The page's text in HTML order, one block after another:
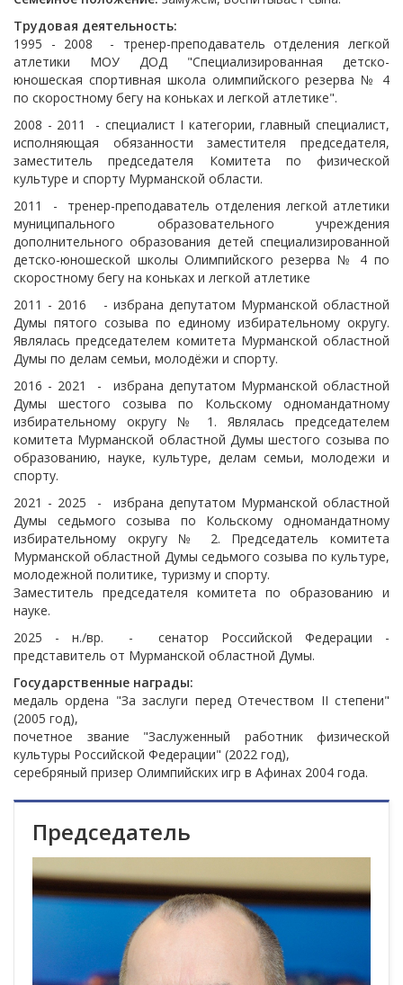
Трудовая деятельность:
1995 - 2008 - тренер-преподаватель отделения легкой
атлетики МОУ ДОД "Специализированная детско-
юношеская спортивная школа олимпийского резерва № 4
по скоростному бегу на коньках и легкой атлетике".
2008 - 2011 - специалист I категории, главный специалист,
исполняющая обязанности заместителя председателя,
заместитель председателя Комитета по физической
культуре и спорту Мурманской области.
2011 - тренер-преподаватель отделения легкой атлетики
муниципального образовательного учреждения
дополнительного образования детей специализированной
детско-юношеской школы Олимпийского резерва № 4 по
скоростному бегу на коньках и легкой атлетике
2011 - 2016 - избрана депутатом Мурманской областной
Думы пятого созыва по единому избирательному округу.
Являлась председателем комитета Мурманской областной
Думы по делам семьи, молодёжи и спорту.
2016 - 2021 - избрана депутатом Мурманской областной
Думы шестого созыва по Кольскому одномандатному
избирательному округу № 1. Являлась председателем
комитета Мурманской областной Думы шестого созыва по
образованию, науке, культуре, делам семьи, молодежи и
спорту.
2021 - 2025 - избрана депутатом Мурманской областной
Думы седьмого созыва по Кольскому одномандатному
избирательному округу № 2. Председатель комитета
Мурманской областной Думы седьмого созыва по культуре,
молодежной политике, туризму и спорту.
Заместитель председателя комитета по образованию и
науке.
2025 - н./вр. - сенатор Российской Федерации -
представитель от Мурманской областной Думы.
Государственные награды:
медаль ордена "За заслуги перед Отечеством II степени"
(2005 год),
почетное звание "Заслуженный работник физической
культуры Российской Федерации" (2022 год),
серебряный призер Олимпийских игр в Афинах 2004 года.
Председатель